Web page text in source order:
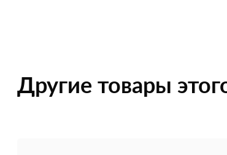
Другие товары